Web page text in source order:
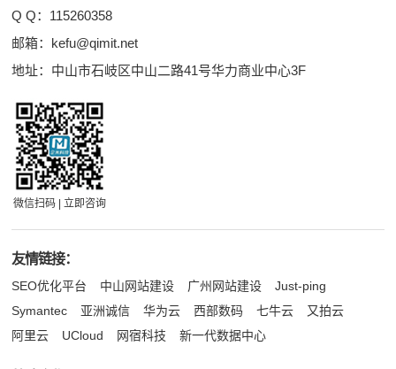
Q Q： 115260358
邮箱： kefu@qimit.net
地址：中山市石岐区中山二路41号华力商业中心3F
微信扫码 | 立即咨询
友情链接：
SEO优化平台 中山网站建设 广州网站建设
Just-ping
Symantec
亚洲诚信 华为云 西部数码 七牛云
又拍云
阿里云
UCloud 网宿科技 新一代数据中心